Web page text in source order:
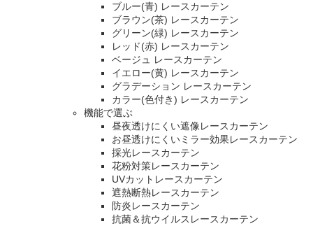
ブルー(青) レースカーテン
ブラウン(茶) レースカーテン
グリーン(緑) レースカーテン
レッド(赤) レースカーテン
ベージュ レースカーテン
イエロー(黄) レースカーテン
グラデーション レースカーテン
カラー(色付き) レースカーテン
機能で選ぶ
昼夜透けにくい遮像レースカーテン
お昼透けにくいミラー効果レースカーテン
採光レースカーテン
花粉対策レースカーテン
UVカットレースカーテン
遮熱断熱レースカーテン
防炎レースカーテン
抗菌＆抗ウイルスレースカーテン